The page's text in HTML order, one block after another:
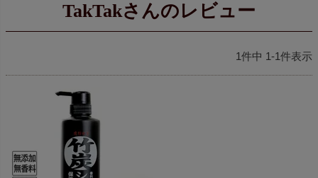
TakTakさんのレビュー
1件中 1-1件表示